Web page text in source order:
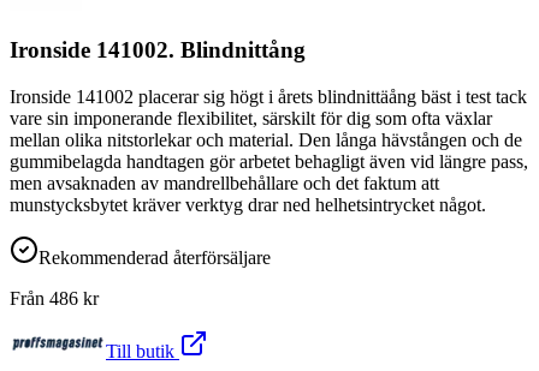
Ironside 141002. Blindnittång
Ironside 141002 placerar sig högt i årets blindnittäång bäst i test tack
vare sin imponerande flexibilitet, särskilt för dig som ofta växlar
mellan olika nitstorlekar och material. Den långa hävstången och de
gummibelagda handtagen gör arbetet behagligt även vid längre pass,
men avsaknaden av mandrellbehållare och det faktum att
munstycksbytet kräver verktyg drar ned helhetsintrycket något.
Rekommenderad återförsäljare
Från 486 kr
Till butik